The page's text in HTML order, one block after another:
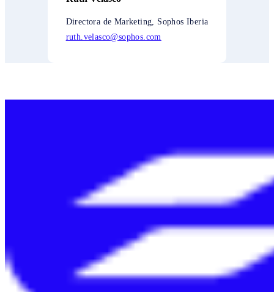
Directora de Marketing, Sophos Iberia
ruth.velasco@sophos.com